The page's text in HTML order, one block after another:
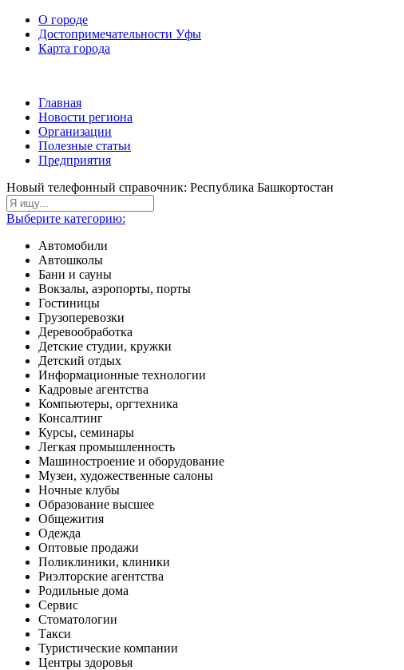
О городе
Достопримечательности Уфы
Карта города
Главная
Новости региона
Организации
Полезные статьи
Предприятия
Новый телефонный справочник: Республика Башкортостан
Выберите категорию:
Автомобили
Автошколы
Бани и сауны
Вокзалы, аэропорты, порты
Гостиницы
Грузоперевозки
Деревообработка
Детские студии, кружки
Детский отдых
Информационные технологии
Кадровые агентства
Компьютеры, оргтехника
Консалтинг
Курсы, семинары
Легкая промышленность
Машиностроение и оборудование
Музеи, художественные салоны
Ночные клубы
Образование высшее
Общежития
Одежда
Оптовые продажи
Поликлиники, клиники
Риэлторские агентства
Родильные дома
Сервис
Стоматологии
Такси
Туристические компании
Центры здоровья